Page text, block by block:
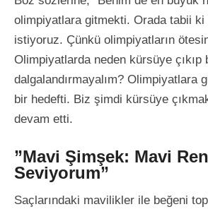
olimpiyatlara gitmekti. Orada tabii ki
istiyoruz. Çünkü olimpiyatların
Olimpiyatlarda neden kürsüye çıkıp
dalgalandırmayalım? Olimpiyatlara
bir hedefti. Biz şimdi kürsüye
devam etti.
”Mavi Şimşek: Mavi
Seviyorum”
Saçlarındaki mavilikler ile beğeni